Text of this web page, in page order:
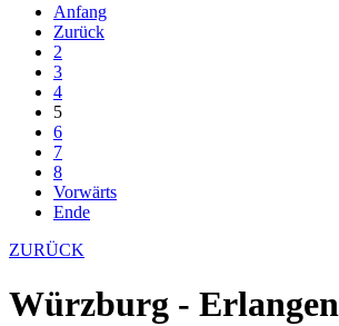
Anfang
Zurück
2
3
4
5
6
7
8
Vorwärts
Ende
ZURÜCK
Würzburg - Erlangen